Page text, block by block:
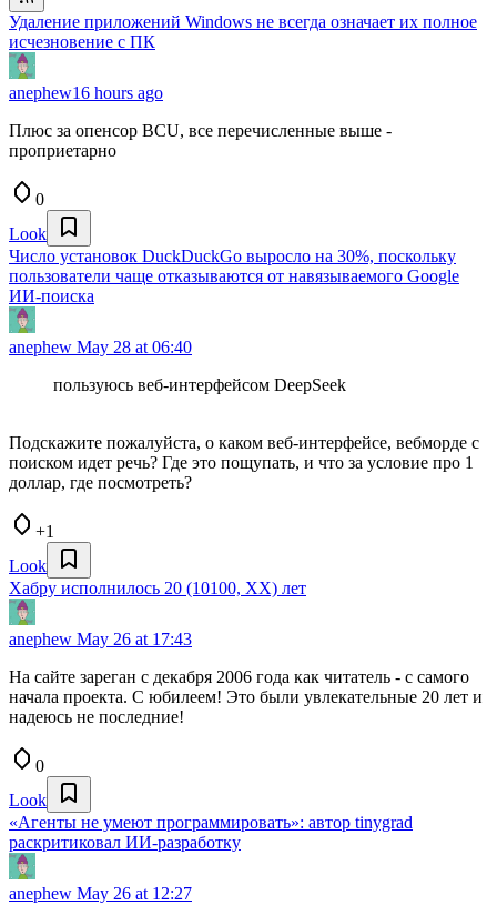
Удаление приложений Windows не всегда означает их полное
исчезновение с ПК
anephew16 hours ago
Плюс за опенсор BCU, все перечисленные выше -
проприетарно
0
Look
Число установок DuckDuckGo выросло на 30%, поскольку
пользователи чаще отказываются от навязываемого Google
ИИ-поиска
anephew May 28 at 06:40
пользуюсь веб-интерфейсом DeepSeek
Подскажите пожалуйста, о каком веб-интерфейсе, вебморде с
поиском идет речь? Где это пощупать, и что за условие про 1
доллар, где посмотреть?
+1
Look
Хабру исполнилось 20 (10100, ХХ) лет
anephew May 26 at 17:43
На сайте зареган с декабря 2006 года как читатель - с самого
начала проекта. С юбилеем! Это были увлекательные 20 лет и
надеюсь не последние!
0
Look
«Агенты не умеют программировать»: автор tinygrad
раскритиковал ИИ-разработку
anephew May 26 at 12:27